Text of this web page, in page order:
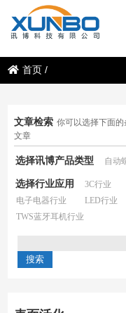
首页 /
文章检索 你可以选择下面
文章
选择讯博产品类型 自动
选择行业应用 3C行业
电子电器行业
LED行业
TWS蓝牙耳机行业